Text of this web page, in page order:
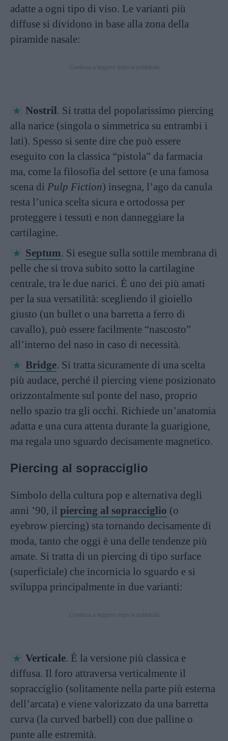
adatte a ogni tipo di viso. Le varianti più
diffuse si dividono in base alla zona della
piramide nasale:
Nostril. Si tratta del popolarissimo piercing
alla narice (singola o simmetrica su entrambi i
lati). Spesso si sente dire che può essere
eseguito con la classica “pistola” da farmacia
ma, come la filosofia del settore (e una famosa
scena di Pulp Fiction) insegna, l’ago da canula
resta l’unica scelta sicura e ortodossa per
proteggere i tessuti e non danneggiare la
cartilagine.
Septum. Si esegue sulla sottile membrana di
pelle che si trova subito sotto la cartilagine
centrale, tra le due narici. È uno dei più amati
per la sua versatilità: scegliendo il gioiello
giusto (un bullet o una barretta a ferro di
cavallo), può essere facilmente “nascosto”
all’interno del naso in caso di necessità.
Bridge. Si tratta sicuramente di una scelta
più audace, perché il piercing viene posizionato
orizzontalmente sul ponte del naso, proprio
nello spazio tra gli occhi. Richiede un’anatomia
adatta e una cura attenta durante la guarigione,
ma regala uno sguardo decisamente magnetico.
Piercing al sopracciglio
Simbolo della cultura pop e alternativa degli
anni ’90, il piercing al sopracciglio (o
eyebrow piercing) sta tornando decisamente di
moda, tanto che oggi è una delle tendenze più
amate. Si tratta di un piercing di tipo surface
(superficiale) che incornicia lo sguardo e si
sviluppa principalmente in due varianti:
Verticale. È la versione più classica e
diffusa. Il foro attraversa verticalmente il
sopracciglio (solitamente nella parte più esterna
dell’arcata) e viene valorizzato da una barretta
curva (la curved barbell) con due palline o
punte alle estremità.